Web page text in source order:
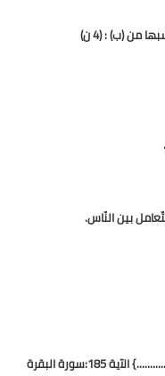
بين النّاس.
البقرة